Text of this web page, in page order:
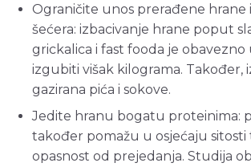
Ograničite unos prerađene hrane
šećera: izbacivanje hrane poput
grickalica i fast fooda je
izgubiti višak kilograma. Također,
gazirana pića i sokove.
Jedite hranu bogatu proteinima:
također pomažu u osjećaju sitosti
opasnost od prejedanja. Studija